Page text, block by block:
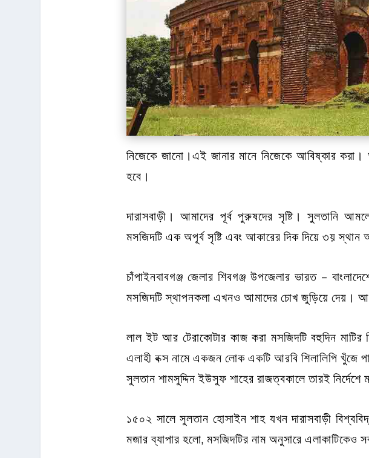
নিজেকে জানো।এই জানার মানে নিজেকে আবিষ্কার
হবে।
দারাসবাড়ী। আমাদের পূর্ব পুরুষদের সৃষ্টি। সুলতানি
মসজিদটি এক অপূর্ব সৃষ্টি এবং আকারের দিক দিয়ে ৩য়
চাঁপাইনবাবগঞ্জ জেলার শিবগঞ্জ উপজেলার ভারত –
মসজিদটি স্থাপনকলা এখনও আমাদের চোখ জুড়িয়ে দেয়।
লাল ইট আর টেরাকোটার কাজ করা মসজিদটি বহুদিন
এলাহী বক্স নামে একজন লোক একটি আরবি শিলালিপি খুঁজে
সুলতান শামসুদ্দিন ইউসুফ শাহের রাজত্বকালে তারই
১৫০২ সালে সুলতান হোসাইন শাহ যখন দারাসবাড়ী
মজার ব্যাপার হলো, মসজিদটির নাম অনুসারে এলাকাটিকেও